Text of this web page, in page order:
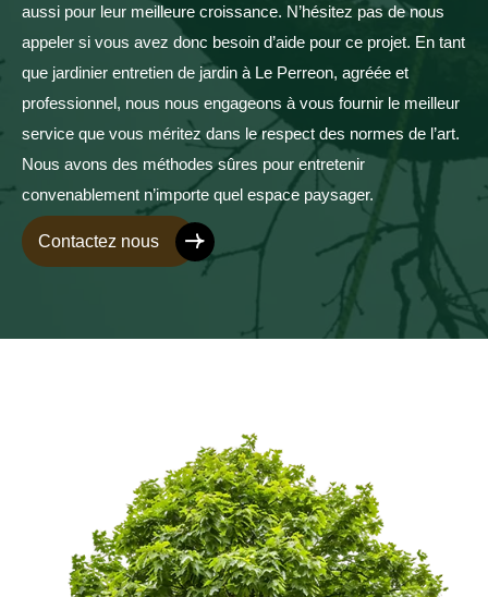
aussi pour leur meilleure croissance. N’hésitez pas de nous
appeler si vous avez donc besoin d’aide pour ce projet. En tant
que jardinier entretien de jardin à Le Perreon, agréée et
professionnel, nous nous engageons à vous fournir le meilleur
service que vous méritez dans le respect des normes de l’art.
Nous avons des méthodes sûres pour entretenir
convenablement n’importe quel espace paysager.
Contactez nous